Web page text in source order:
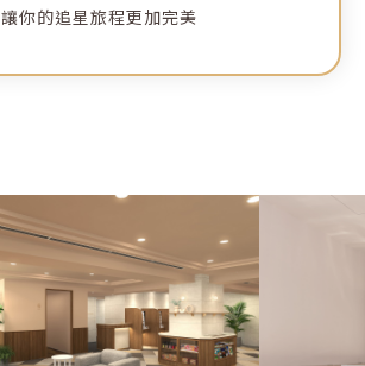
讓你的追星旅程更加完美